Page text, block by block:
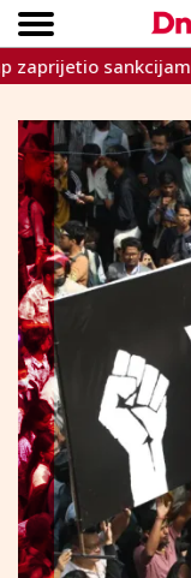
sankcijama